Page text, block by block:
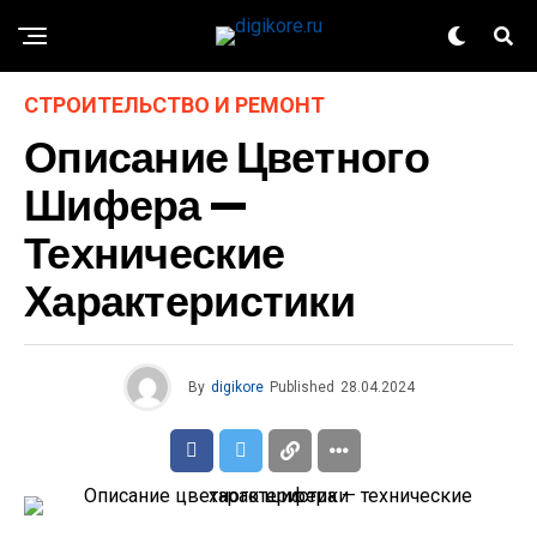
СТРОИТЕЛЬСТВО И РЕМОНТ
Описание Цветного
Шифера —
Технические
Характеристики
By digikore Published 28.04.2024